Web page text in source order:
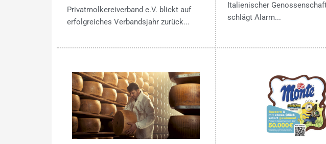
Privatmolkereiverband e.V. blickt auf
erfolgreiches Verbandsjahr zurück...
Italienischer
schlägt Alarm...